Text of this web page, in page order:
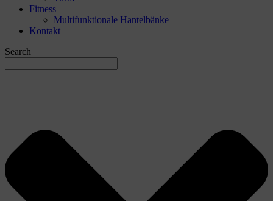
Fitness
Multifunktionale Hantelbänke
Kontakt
Search